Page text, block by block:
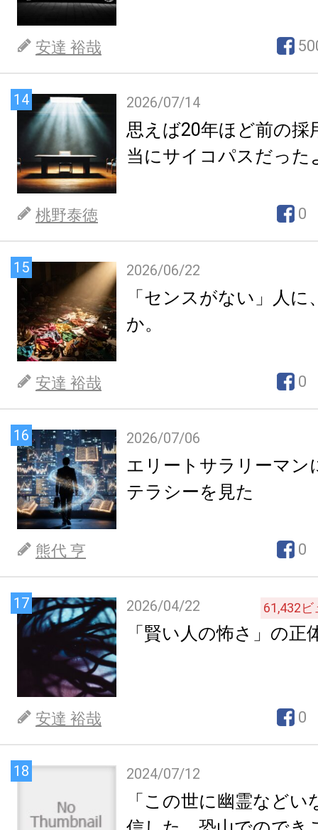
安達 裕哉
14 2026/07/14
思えば20年ほど前の採
当にサイコパスだった
桃野泰徳 0
15 2026/06/22
「センスがない」人
か。
安達 裕哉 0
16 2026/07/06
エリートサラリーマン
テラシーを見た
熊代 亨 0
17 2026/04/22 61,432ビ
「賢い人の怖さ」の正
安達 裕哉 0
18 2024/07/12
「この世に幽霊など